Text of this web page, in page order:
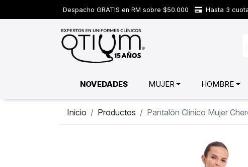
Despacho GRATIS en RM sobre $50.000 Hasta 3
NOVEDADES MUJER HOMBRE
Inicio Productos Pantalón Clínico Mujer